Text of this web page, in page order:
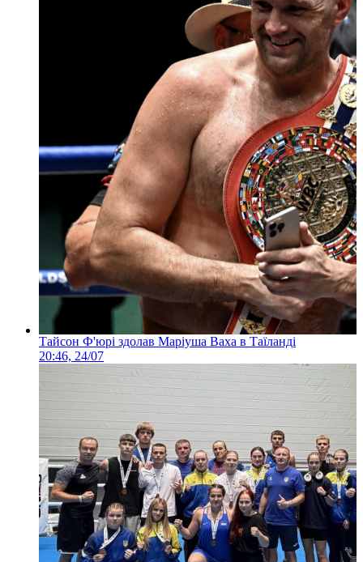
Тайсон Ф'юрі здолав Маріуша Ваха в Таїланді
20:46, 24/07